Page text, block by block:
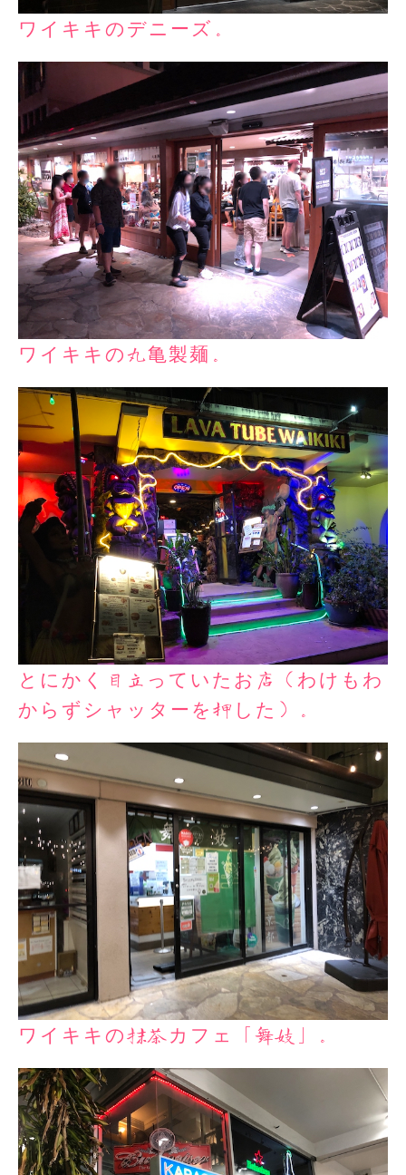
ワイキキのデニーズ。
ワイキキの丸亀製麺。
とにかく目立っていたお店（わけもわ
からずシャッターを押した）。
ワイキキの抹茶カフェ「舞妓」。